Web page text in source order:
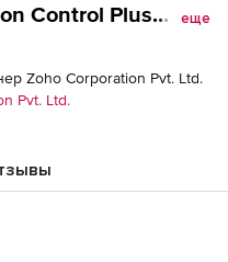
Control Plus
Workstations
еще
Zoho Corporation Pvt. Ltd.
Pvt. Ltd.